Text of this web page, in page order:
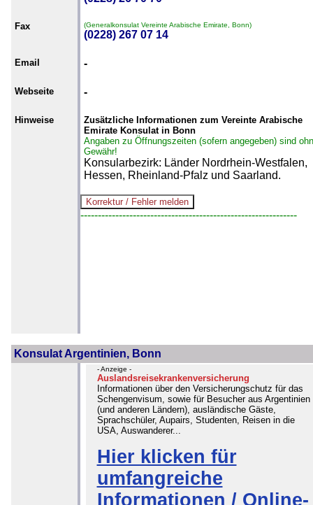
Fax (Generalkonsulat Vereinte Arabische Emirate, Bonn)
(0228) 267 07 14
Email -
Webseite -
Hinweise
Zusätzliche Informationen zum Vereinte Arabische
Emirate Konsulat in Bonn
Angaben zu Öffnungszeiten (sofern angegeben) sind
Gewähr!
Konsularbezirk: Länder Nordrhein-Westfalen,
Hessen, Rheinland-Pfalz und Saarland.
--------------------------------------------------------------
Konsulat Argentinien, Bonn
- Anzeige -
Auslandsreisekrankenversicherung
Informationen über den Versicherungschutz für das
Schengenvisum, sowie für Besucher aus Argentinien
(und anderen Ländern), ausländische Gäste,
Sprachschüler, Aupairs, Studenten, Reisen in die
USA, Auswanderer...
Hier klicken für
umfangreiche
Informationen / Online-